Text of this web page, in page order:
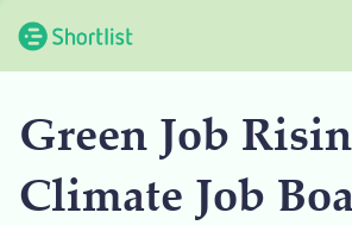
Green Job
Climate Job